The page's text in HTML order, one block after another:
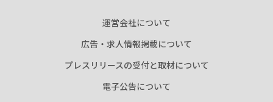
運営会社について
広告・求人情報掲載について
プレスリリースの受付と取材について
電子公告について